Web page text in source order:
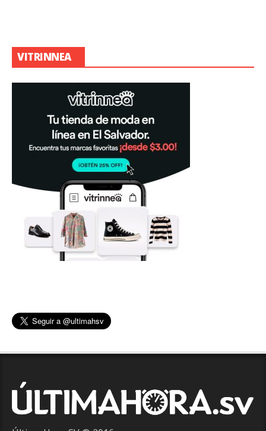
VITRINNEA